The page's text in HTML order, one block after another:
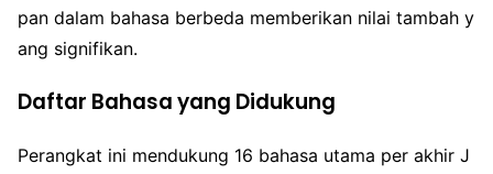
pan dalam bahasa berbeda memberikan nilai tambah y
ang signifikan.
Daftar Bahasa yang Didukung
Perangkat ini mendukung 16 bahasa utama per akhir J